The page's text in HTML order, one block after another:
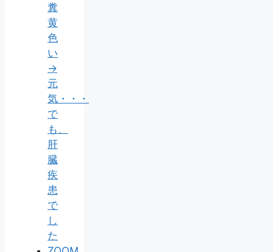
糞
黄
色
い
→
元
気・・・
で
も、
肝
臓
疾
患
で
し
た